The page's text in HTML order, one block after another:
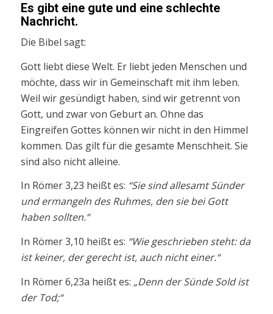
Es gibt eine gute und eine schlechte
Nachricht.
Die Bibel sagt:
Gott liebt diese Welt. Er liebt jeden Menschen und
möchte, dass wir in Gemeinschaft mit ihm leben.
Weil wir gesündigt haben, sind wir getrennt von
Gott, und zwar von Geburt an. Ohne das
Eingreifen Gottes können wir nicht in den Himmel
kommen. Das gilt für die gesamte Menschheit. Sie
sind also nicht alleine.
In Römer 3,23 heißt es: “Sie sind allesamt Sünder
und ermangeln des Ruhmes, den sie bei Gott
haben sollten.“
In Römer 3,10 heißt es: “Wie geschrieben steht: da
ist keiner, der gerecht ist, auch nicht einer.“
In Römer 6,23a heißt es: „Denn der Sünde Sold ist
der Tod;“